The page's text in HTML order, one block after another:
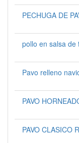
PECHUGA DE
pollo en salsa de
Pavo relleno
PAVO
PAVO CLASICO